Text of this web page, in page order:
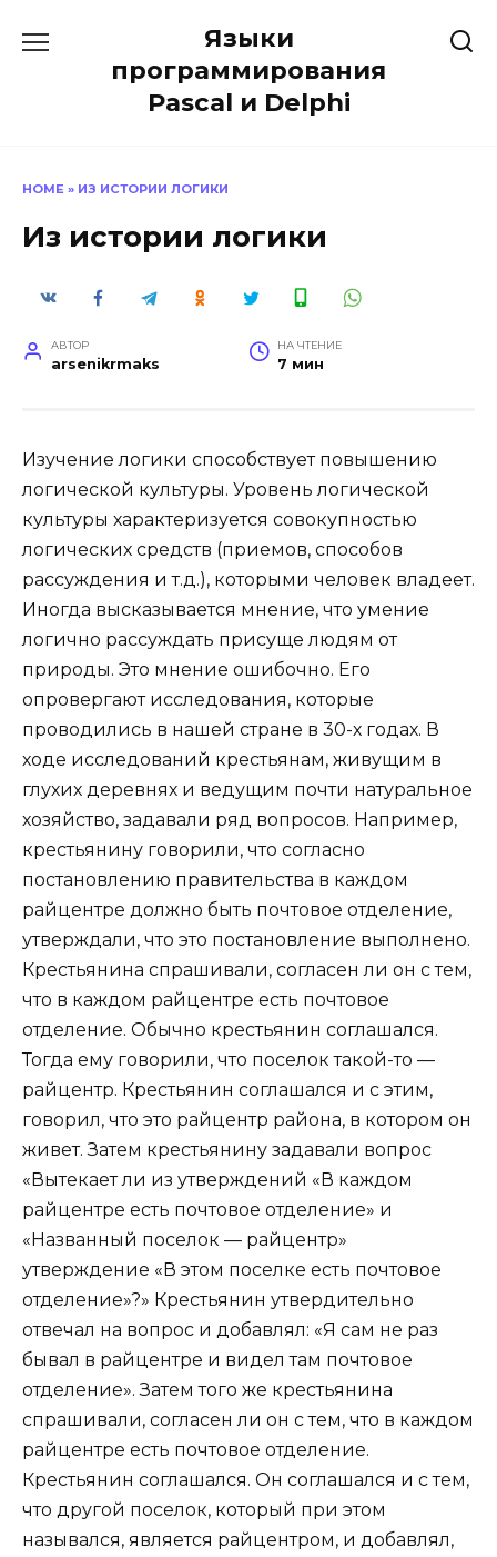
содержанию
Языки
программирования
Pascal и Delphi
HOME » ИЗ ИСТОРИИ ЛОГИКИ
Из истории логики
АВТОР
arsenikrmaks
НА ЧТЕНИЕ
7 мин
Изучение логики способствует повышению
логической культуры. Уровень логической
культуры характеризуется совокупностью
логических средств (приемов, способов
рассуждения и т.д.), которыми человек владеет.
Иногда высказывается мнение, что умение
логично рассуждать присуще людям от
природы. Это мнение ошибочно. Его
опровергают исследования, которые
проводились в нашей стране в 30-х годах. В
ходе исследований крестьянам, живущим в
глухих деревнях и ведущим почти натуральное
хозяйство, задавали ряд вопросов. Например,
крестьянину говорили, что согласно
постановлению правительства в каждом
райцентре должно быть почтовое отделение,
утверждали, что это постановление выполнено.
Крестьянина спрашивали, согласен ли он с тем,
что в каждом райцентре есть почтовое
отделение. Обычно крестьянин соглашался.
Тогда ему говорили, что поселок такой-то —
райцентр. Крестьянин соглашался и с этим,
говорил, что это райцентр района, в котором он
живет. Затем крестьянину задавали вопрос
«Вытекает ли из утверждений «В каждом
райцентре есть почтовое отделение» и
«Названный поселок — райцентр»
утверждение «В этом поселке есть почтовое
отделение»?» Крестьянин утвердительно
отвечал на вопрос и добавлял: «Я сам не раз
бывал в райцентре и видел там почтовое
отделение». Затем того же крестьянина
спрашивали, согласен ли он с тем, что в каждом
райцентре есть почтовое отделение.
Крестьянин соглашался. Он соглашался и с тем,
что другой поселок, который при этом
назывался, является райцентром, и добавлял,